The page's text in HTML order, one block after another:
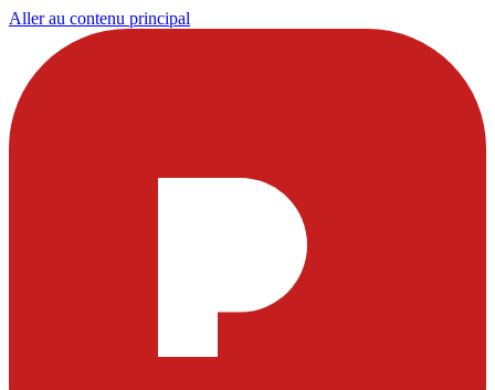
Aller au contenu principal